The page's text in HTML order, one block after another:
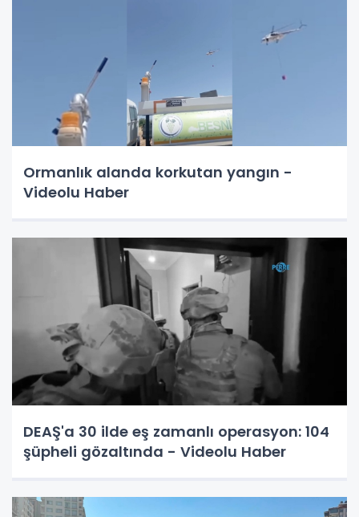
Ormanlık alanda korkutan yangın -
Videolu Haber
DEAŞ'a 30 ilde eş zamanlı operasyon: 104
şüpheli gözaltında - Videolu Haber